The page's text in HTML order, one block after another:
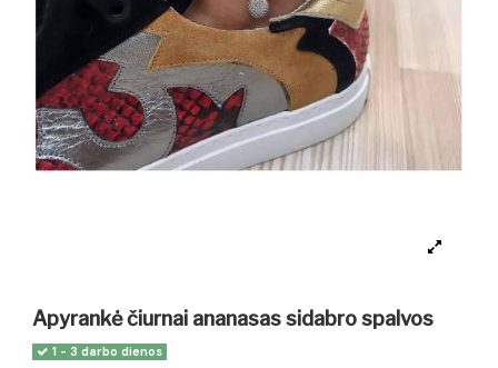
Apyrankė čiurnai ananasas sidabro spalvos
1 - 3 darbo dienos